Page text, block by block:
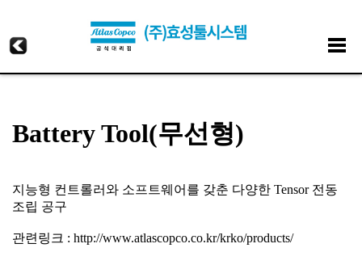
Battery Tool(무선형)
지능형 컨트롤러와 소프트웨어를 갖춘 다양한 Tensor 전동
조립 공구​
관련링크 : http://www.atlascopco.co.kr/krko/products/